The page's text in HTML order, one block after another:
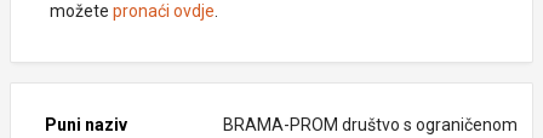
možete pronaći ovdje
Puni naziv
BRAMA-PROM društvo s ograničenom